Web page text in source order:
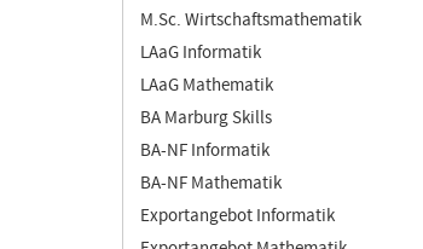
M.Sc. Wirtschaftsmathematik
LAaG Informatik
LAaG Mathematik
BA Marburg Skills
BA-NF Informatik
BA-NF Mathematik
Exportangebot Informatik